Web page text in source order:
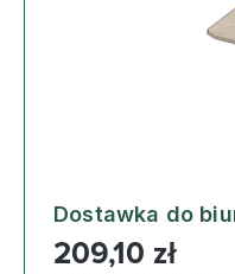
Dostawka do
Cena regularna:
209,10 zł